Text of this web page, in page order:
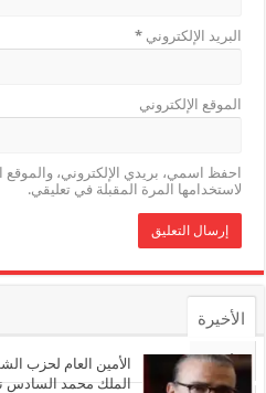
البريد الإلكتروني*
الموقع الإلكتروني
احفظ اسمي، بريدي الإلكتروني، والموقع
لاستخدامها المرة المقبلة في تعليقي.
الأخيرة
الأشهر
الأمين العام لحزب
الملك محمد السادس